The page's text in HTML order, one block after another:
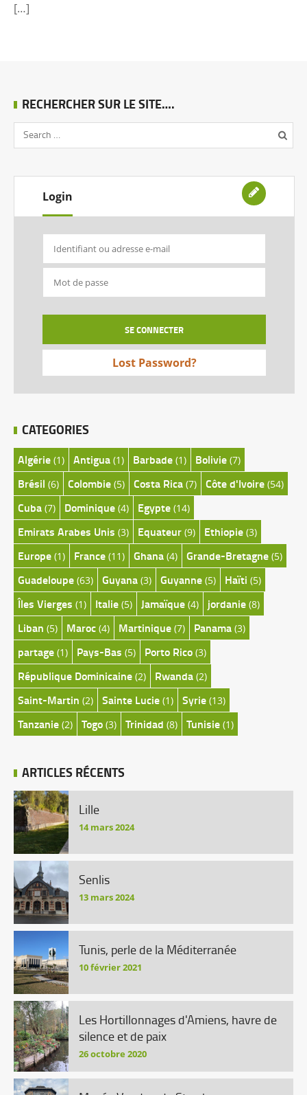
[…]
RECHERCHER SUR LE SITE….
Login
Lost Password?
CATEGORIES
Algérie (1) Antigua (1) Barbade (1) Bolivie (7)
Brésil (6) Colombie (5) Costa Rica (7) Côte d'Ivoire (54)
Cuba (7) Dominique (4) Egypte (14)
Emirats Arabes Unis (3) Equateur (9) Ethiopie (3)
Europe (1) France (11) Ghana (4) Grande-Bretagne (5)
Guadeloupe (63) Guyana (3) Guyanne (5) Haïti (5)
Îles Vierges (1) Italie (5) Jamaïque (4) jordanie (8)
Liban (5) Maroc (4) Martinique (7) Panama (3)
partage (1) Pays-Bas (5) Porto Rico (3)
République Dominicaine (2) Rwanda (2)
Saint-Martin (2) Sainte Lucie (1) Syrie (13)
Tanzanie (2) Togo (3) Trinidad (8) Tunisie (1)
ARTICLES RÉCENTS
Lille
14 mars 2024
Senlis
13 mars 2024
Tunis, perle de la Méditerranée
10 février 2021
Les Hortillonnages d'Amiens, havre de
silence et de paix
26 octobre 2020